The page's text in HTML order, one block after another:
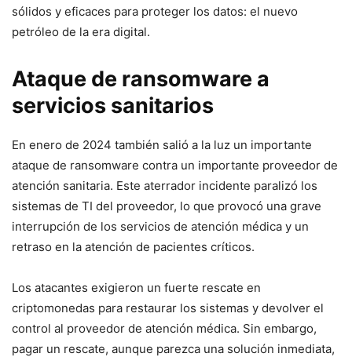
sólidos y eficaces para‌ proteger los datos:⁤ el nuevo
petróleo de la era digital.
Ataque de ransomware a
servicios⁢ sanitarios
En enero de 2024 también salió‌ a la luz un importante‍
ataque de ransomware contra un importante proveedor ⁢de
atención ⁣sanitaria. Este aterrador ‍incidente paralizó los
sistemas de TI ​del proveedor, lo que provocó una grave
interrupción de los servicios de⁢ atención médica y un
retraso⁣ en la atención de pacientes críticos.
Los atacantes exigieron un‌ fuerte rescate en
criptomonedas para restaurar los sistemas y devolver el
control al proveedor de atención médica. Sin embargo,
pagar un rescate, aunque parezca una solución inmediata,